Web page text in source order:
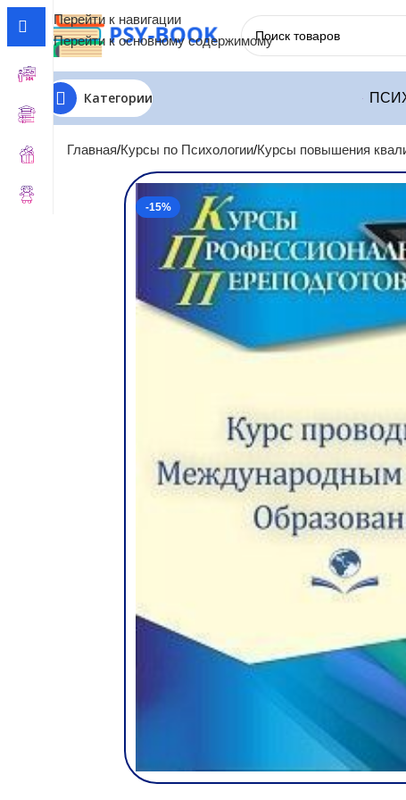
Перейти к навигации
Перейти к основному содержимому
Категории
Главная Курсы по Психологии Курсы повышения
-15%